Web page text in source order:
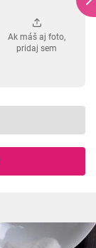
Ak máš aj foto,
pridaj sem